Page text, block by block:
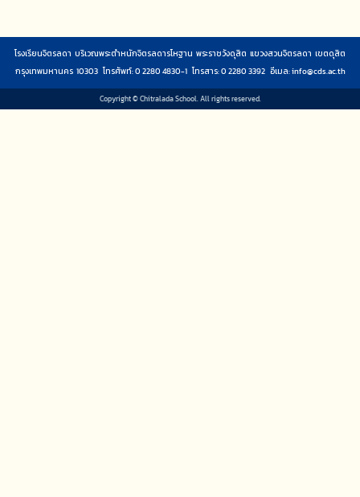
โรงเรียนจิตรลดา บริเวณพระตำหนักจิตรลดารโหฐาน พระราชวังดุสิต แขวงสวนจิตรลดา เขตดุสิต
กรุงเทพมหานคร 10303 โทรศัพท์: 0 2280 4830-1 โทรสาร: 0 2280 3392 อีเมล:info@cds.ac.th
Copyright © Chitralada School. All rights reserved.